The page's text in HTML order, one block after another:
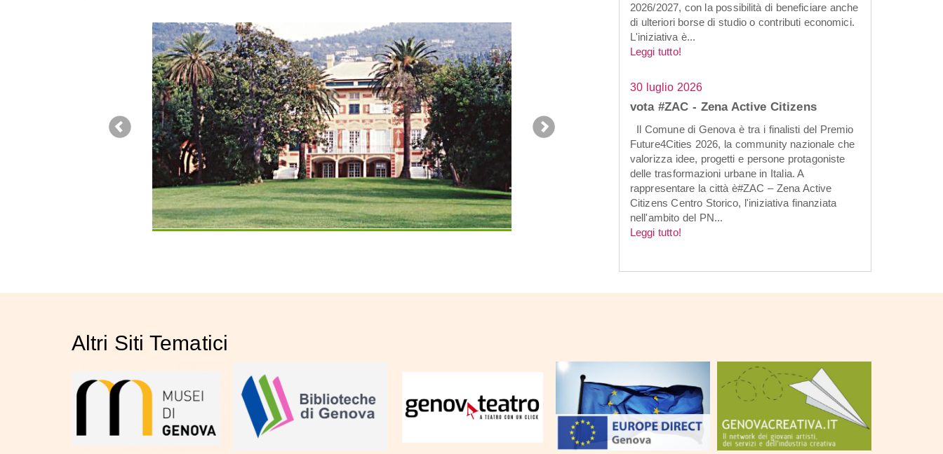
2026/2027, con la possibilità di beneficiare anche
di ulteriori borse di studio o contributi economici.
L'iniziativa è...
Leggi tutto!
30 luglio 2026
vota #ZAC - Zena Active Citizens
Il Comune di Genova è tra i finalisti del Premio
Future4Cities 2026, la community nazionale che
valorizza idee, progetti e persone protagoniste
delle trasformazioni urbane in Italia. A
rappresentare la città è#ZAC – Zena Active
Citizens Centro Storico, l'iniziativa finanziata
nell'ambito del PN...
Leggi tutto!
Altri Siti Tematici